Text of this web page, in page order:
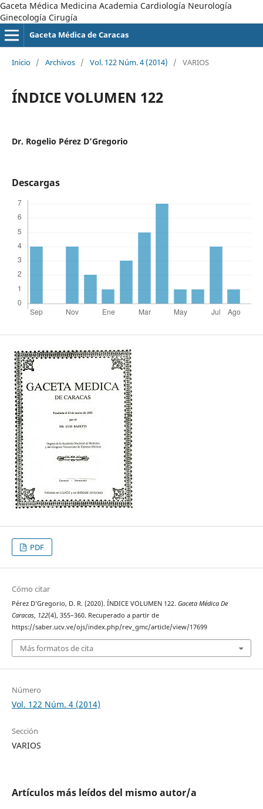
Gaceta Médica Medicina Academia Cardiología Neurología
Ginecología Cirugía
Gaceta Médica de Caracas
Inicio / Archivos / Vol. 122 Núm. 4 (2014) / VARIOS
ÍNDICE VOLUMEN 122
Dr. Rogelio Pérez D’Gregorio
Descargas
PDF
Cómo citar
Pérez D’Gregorio, D. R. (2020). ÍNDICE VOLUMEN 122. Gaceta Médica De
Caracas, 122(4), 355–360. Recuperado a partir de
https://saber.ucv.ve/ojs/index.php/rev_gmc/article/view/17699
Más formatos de cita
Número
Vol. 122 Núm. 4 (2014)
Sección
VARIOS
Artículos más leídos del mismo autor/a